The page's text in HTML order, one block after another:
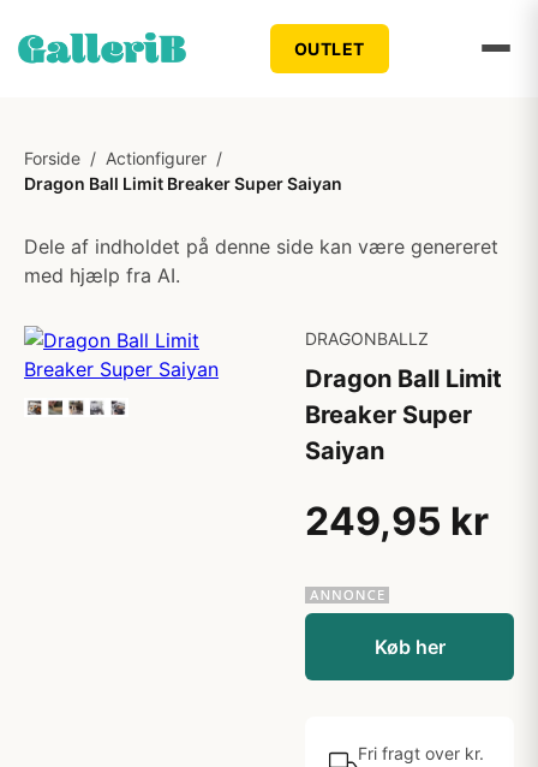
OUTLET
Forside / Actionfigurer /
Dragon Ball Limit Breaker Super Saiyan
Dele af indholdet på denne side kan være genereret
med hjælp fra AI.
DRAGONBALLZ
Dragon Ball Limit
Breaker Super
Saiyan
249,95 kr
Køb her
Fri fragt over kr.